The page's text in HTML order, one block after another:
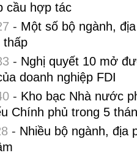
cầu hợp tác
- Một số bộ ngành,
thấp
- Nghị quyết 10 mở
doanh nghiệp FDI
- Kho bạc Nhà nước
Chính phủ trong 5
- Nhiều bộ ngành, địa